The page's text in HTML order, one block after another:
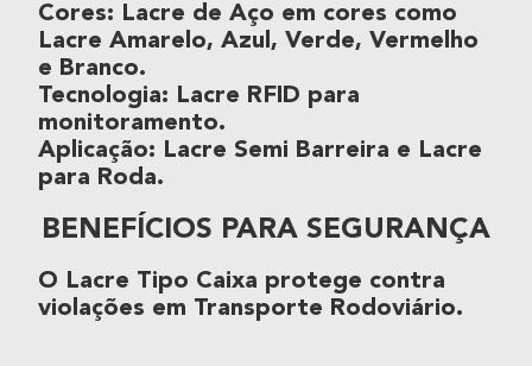
Cores: Lacre de Aço em cores como
Lacre Amarelo, Azul, Verde, Vermelho
e Branco.
Tecnologia: Lacre RFID para
monitoramento.
Aplicação: Lacre Semi Barreira e Lacre
para Roda.
BENEFÍCIOS PARA SEGURANÇA
O Lacre Tipo Caixa protege contra
violações em Transporte Rodoviário.